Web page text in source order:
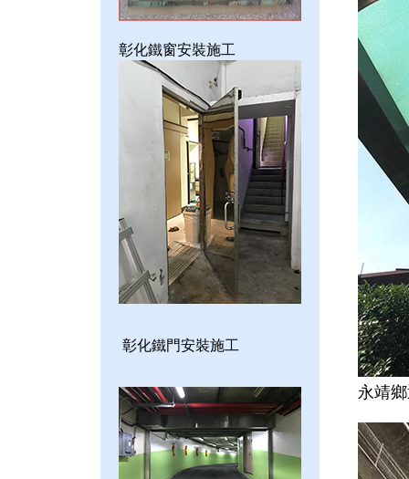
彰化鐵窗安裝施工
彰化鐵門安裝施工
永靖